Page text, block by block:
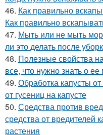
46. Как правильно
Как правильно
47. Мыть или не мыть
ли это делать после
48. Полезные свойства
все, что нужно знать о
49. Обработка капусты
от гусениц на капусте
50. Средства против
средства от вредителей
растения